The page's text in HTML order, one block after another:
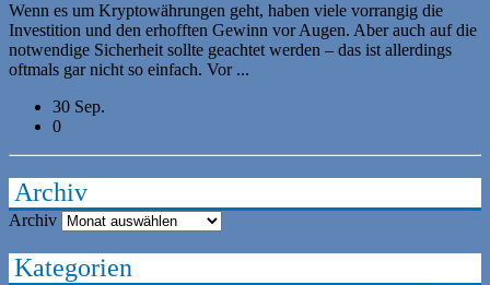
Wenn es um Kryptowährungen geht, haben viele vorrangig die
Investition und den erhofften Gewinn vor Augen. Aber auch auf die
notwendige Sicherheit sollte geachtet werden – das ist allerdings
oftmals gar nicht so einfach. Vor ...
30 Sep.
0
Archiv
Archiv
Kategorien